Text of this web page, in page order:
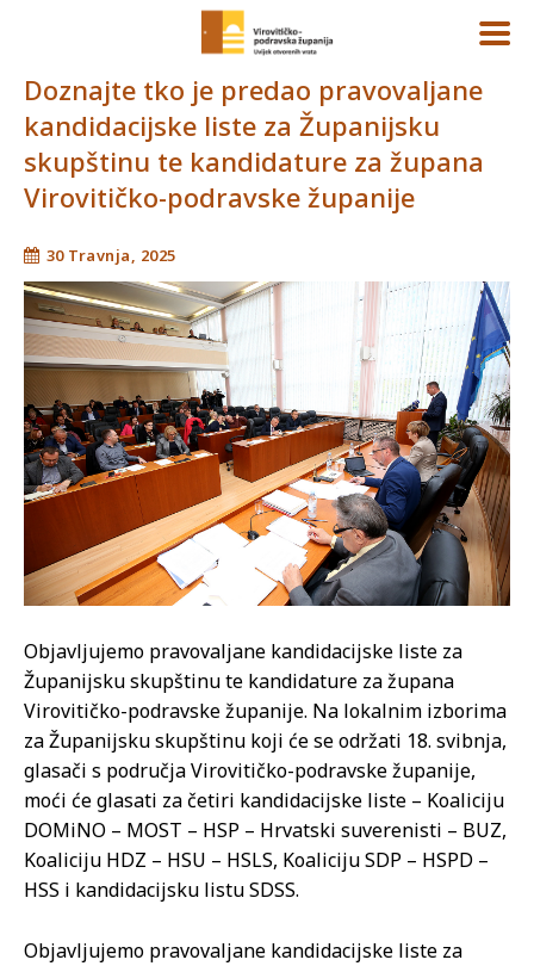
Doznajte tko je predao pravovaljane
kandidacijske liste za Županijsku
skupštinu te kandidature za župana
Virovitičko-podravske županije
30 Travnja, 2025
Objavljujemo pravovaljane kandidacijske liste za
Županijsku skupštinu te kandidature za župana
Virovitičko-podravske županije. Na lokalnim izborima
za Županijsku skupštinu koji će se održati 18. svibnja,
glasači s područja Virovitičko-podravske županije,
moći će glasati za četiri kandidacijske liste – Koaliciju
DOMiNO – MOST – HSP – Hrvatski suverenisti – BUZ,
Koaliciju HDZ – HSU – HSLS, Koaliciju SDP – HSPD –
HSS i kandidacijsku listu SDSS.
Objavljujemo pravovaljane kandidacijske liste za